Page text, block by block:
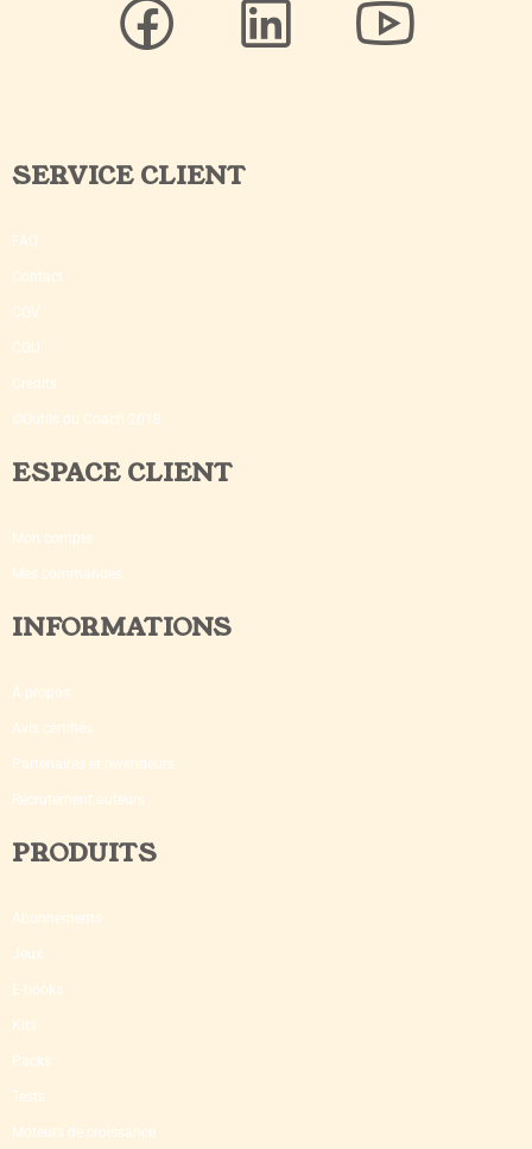
SERVICE CLIENT
FAQ
Contact
CGV
CGU
Crédits
©Outils du Coach 2018
ESPACE CLIENT
Mon compte
Mes commandes
INFORMATIONS
A propos
Avis certifiés
Partenaires et revendeurs
Recrutement auteurs
PRODUITS
Abonnements
Jeux
E-books
Kits
Packs
Tests
Moteurs de croissance